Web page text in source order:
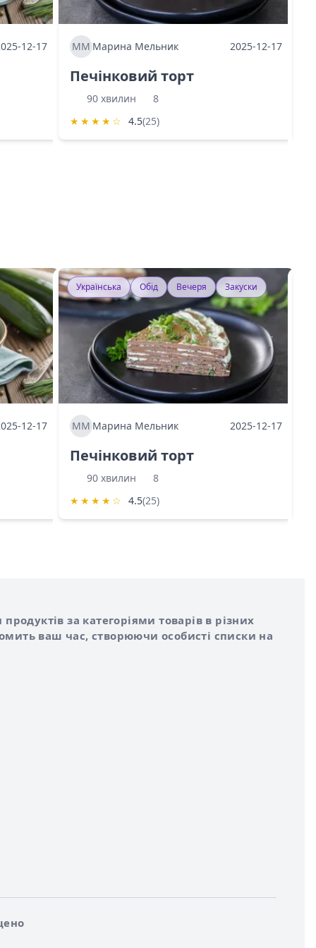
12-17 МММарина Мельник 2025-12-17
Печінковий торт
90 хвилин
8
★ ★ ★ ★ ☆ 4.5(25)
12-17
Українська Обід Вечеря Закуски
МММарина Мельник 2025-12-17
Печінковий торт
90 хвилин
8
★ ★ ★ ★ ☆ 4.5(25)
за категоріями товарів в різних
ваш час, створюючи особисті списки на